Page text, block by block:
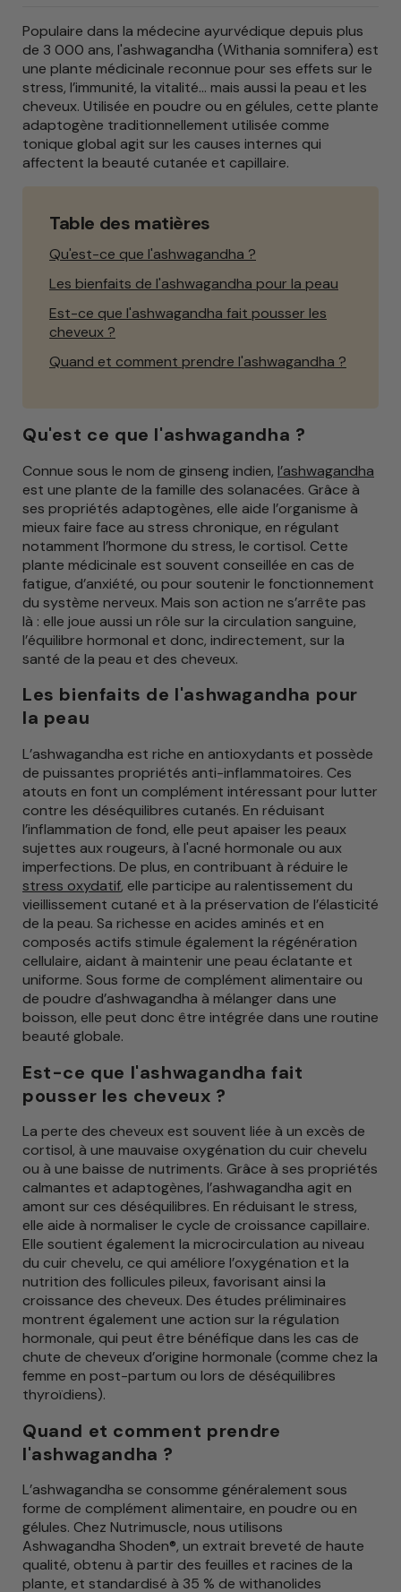
Populaire dans la médecine ayurvédique depuis plus
de 3 000 ans, l'ashwagandha (Withania somnifera) est
une plante médicinale reconnue pour ses effets sur le
stress, l’immunité, la vitalité… mais aussi la peau et les
cheveux. Utilisée en poudre ou en gélules, cette plante
adaptogène traditionnellement utilisée comme
tonique global agit sur les causes internes qui
affectent la beauté cutanée et capillaire.
Table des matières
Qu'est-ce que l'ashwagandha ?
Les bienfaits de l'ashwagandha pour la peau
Est-ce que l'ashwagandha fait pousser les
cheveux ?
Quand et comment prendre l'ashwagandha ?
Qu'est ce que l'ashwagandha ?
Connue sous le nom de ginseng indien, l’ashwagandha
est une plante de la famille des solanacées. Grâce à
ses propriétés adaptogènes, elle aide l’organisme à
mieux faire face au stress chronique, en régulant
notamment l’hormone du stress, le cortisol. Cette
plante médicinale est souvent conseillée en cas de
fatigue, d’anxiété, ou pour soutenir le fonctionnement
du système nerveux. Mais son action ne s’arrête pas
là : elle joue aussi un rôle sur la circulation sanguine,
l’équilibre hormonal et donc, indirectement, sur la
santé de la peau et des cheveux.
Les bienfaits de l'ashwagandha pour
la peau
L’ashwagandha est riche en antioxydants et possède
de puissantes propriétés anti-inflammatoires. Ces
atouts en font un complément intéressant pour lutter
contre les déséquilibres cutanés. En réduisant
l’inflammation de fond, elle peut apaiser les peaux
sujettes aux rougeurs, à l'acné hormonale ou aux
imperfections. De plus, en contribuant à réduire le
stress oxydatif, elle participe au ralentissement du
vieillissement cutané et à la préservation de l’élasticité
de la peau. Sa richesse en acides aminés et en
composés actifs stimule également la régénération
cellulaire, aidant à maintenir une peau éclatante et
uniforme. Sous forme de complément alimentaire ou
de poudre d’ashwagandha à mélanger dans une
boisson, elle peut donc être intégrée dans une routine
beauté globale.
Est-ce que l'ashwagandha fait
pousser les cheveux ?
La perte des cheveux est souvent liée à un excès de
cortisol, à une mauvaise oxygénation du cuir chevelu
ou à une baisse de nutriments. Grâce à ses propriétés
calmantes et adaptogènes, l’ashwagandha agit en
amont sur ces déséquilibres. En réduisant le stress,
elle aide à normaliser le cycle de croissance capillaire.
Elle soutient également la microcirculation au niveau
du cuir chevelu, ce qui améliore l’oxygénation et la
nutrition des follicules pileux, favorisant ainsi la
croissance des cheveux. Des études préliminaires
montrent également une action sur la régulation
hormonale, qui peut être bénéfique dans les cas de
chute de cheveux d’origine hormonale (comme chez la
femme en post-partum ou lors de déséquilibres
thyroïdiens).
Quand et comment prendre
l'ashwagandha ?
L’ashwagandha se consomme généralement sous
forme de complément alimentaire, en poudre ou en
gélules. Chez Nutrimuscle, nous utilisons
Ashwagandha Shoden®, un extrait breveté de haute
qualité, obtenu à partir des feuilles et racines de la
plante, et standardisé à 35 % de withanolides